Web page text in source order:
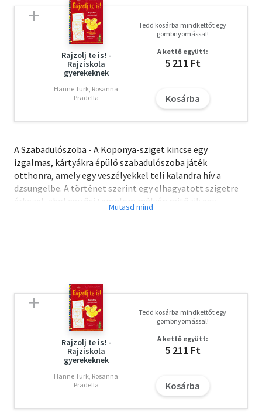
Rajzolj te is! -
Rajziskola
gyerekeknek
Hanne Türk, Rosanna
Pradella
Tedd kosárba mindkettőt egy
gombnyomással!
A kettő együtt:
5 211 Ft
Kosárba
A Szabadulószoba - A Koponya-sziget kincse egy
izgalmas, kártyákra épülő szabadulószoba játék
otthonra, amely egy veszélyekkel teli kalandra hív a
dzsungelbe. A történet szerint egy elhagyatott szigetre
érkezel, ahol egy ősi templom mélyén rejtőzik egy
legendás kincs - a cél pedig egyértelmű: megtalálni a
Rajzolj te is! -
Rajziskola
gyerekeknek
Hanne Türk, Rosanna
Pradella
Tedd kosárba mindkettőt egy
gombnyomással!
A kettő együtt:
5 211 Ft
Kosárba